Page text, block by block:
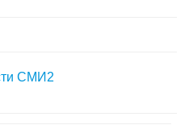
СМИ2